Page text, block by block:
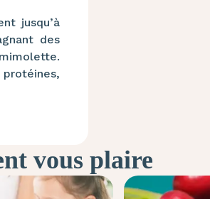
jusqu’à
des
vous plaire